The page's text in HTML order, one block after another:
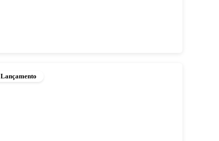
Lançamento